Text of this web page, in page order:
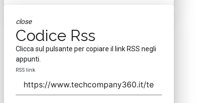
close
Codice Rss
Clicca sul pulsante per copiare il link RSS negli
appunti.
RSS link